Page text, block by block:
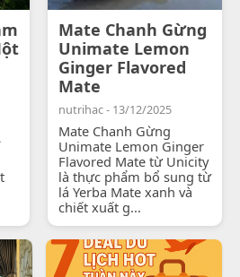
Mate Chanh Gừng
Unimate Lemon
Ginger Flavored
Mate
nutrihac - 13/12/2025
Mate Chanh Gừng
Unimate Lemon Ginger
Flavored Mate từ Unicity
là thực phẩm bổ sung từ
lá Yerba Mate xanh và
chiết xuất g...